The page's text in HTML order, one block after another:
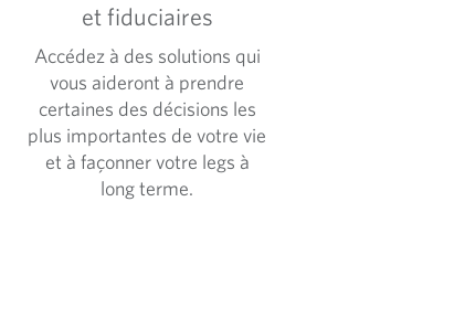
et fiduciaires
Accédez à des solutions qui
vous aideront à prendre
certaines des décisions les
plus importantes de votre vie
et à façonner votre legs à
long terme.